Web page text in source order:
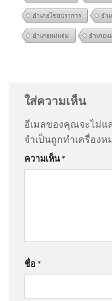
อำเภอไชยปราการ อำ
อำเภอแม่แจ่ม อำเภอแ
สำนักข่าววันนิวส์
ใส่ความเห็น
อีเมลของคุณจะไม่แ
จำเป็นถูกทำเครื่องห
ความเห็น*
ชื่อ *